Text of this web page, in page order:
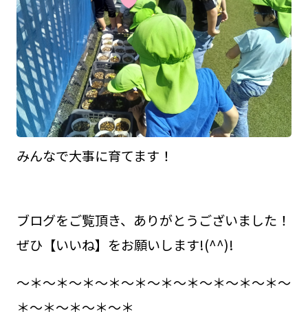
みんなで大事に育てます！
ブログをご覧頂き、ありがとうございました！
ぜひ【いいね】をお願いします!(^^)!
～＊～＊～＊～＊～＊～＊～＊～＊～＊～＊～
＊～＊～＊～＊～＊